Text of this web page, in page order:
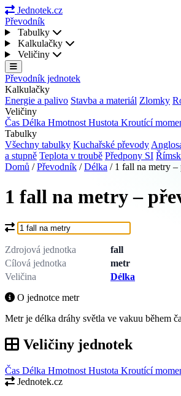
Jednotek.cz
Převodník
Tabulky
Kalkulačky
Veličiny
Převodník jednotek
Kalkulačky
Energie a palivo Stavba a materiál Zlomky
Veličiny
Čas Délka Hmotnost Hustota Kroutící
Tabulky
Všechny tabulky Kuchařské převody
a stupně Teplota v troubě Předpony SI
Domů / Převodník / Délka / 1 fall na metry –
1 fall na metry –
Co chcete převést?
Zdrojová jednotka
fall
Cílová jednotka
metr
Veličina
Délka
O jednotce metr
Metr je délka dráhy světla ve vakuu během
Veličiny jednotek
Čas Délka Hmotnost Hustota Kroutící
Jednotek.cz